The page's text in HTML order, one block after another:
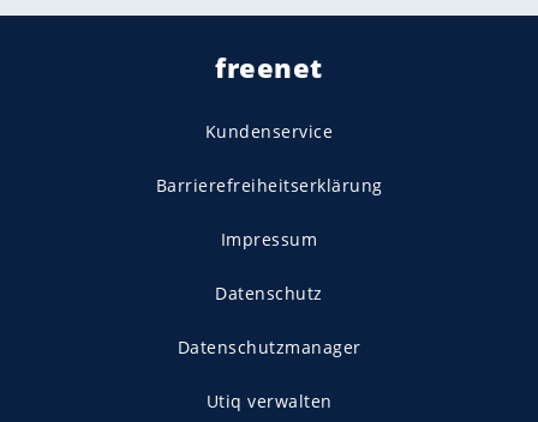
freenet
Kundenservice
Barrierefreiheitserklärung
Impressum
Datenschutz
Datenschutzmanager
Utiq verwalten